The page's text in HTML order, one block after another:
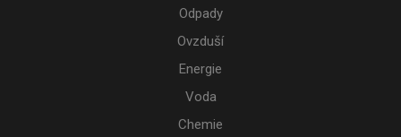
Odpady
Ovzduší
Energie
Voda
Chemie